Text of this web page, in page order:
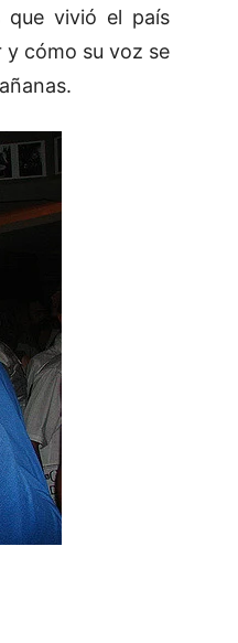
vivió el país
cómo su voz se